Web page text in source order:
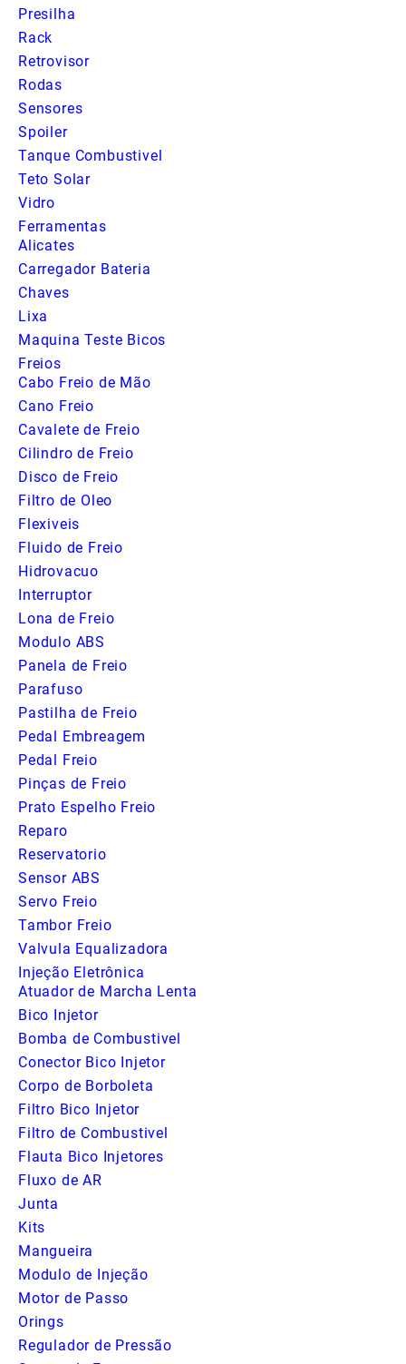
Presilha
Rack
Retrovisor
Rodas
Sensores
Spoiler
Tanque Combustivel
Teto Solar
Vidro
Ferramentas
Alicates
Carregador Bateria
Chaves
Lixa
Maquina Teste Bicos
Freios
Cabo Freio de Mão
Cano Freio
Cavalete de Freio
Cilindro de Freio
Disco de Freio
Filtro de Oleo
Flexiveis
Fluido de Freio
Hidrovacuo
Interruptor
Lona de Freio
Modulo ABS
Panela de Freio
Parafuso
Pastilha de Freio
Pedal Embreagem
Pedal Freio
Pinças de Freio
Prato Espelho Freio
Reparo
Reservatorio
Sensor ABS
Servo Freio
Tambor Freio
Valvula Equalizadora
Injeção Eletrônica
Atuador de Marcha Lenta
Bico Injetor
Bomba de Combustivel
Conector Bico Injetor
Corpo de Borboleta
Filtro Bico Injetor
Filtro de Combustivel
Flauta Bico Injetores
Fluxo de AR
Junta
Kits
Mangueira
Modulo de Injeção
Motor de Passo
Orings
Regulador de Pressão